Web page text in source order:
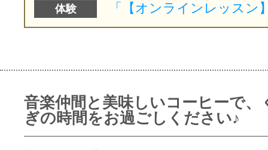
体験
音楽仲間と美味しいコーヒーで、
ぎの時間をお過ごしください♪